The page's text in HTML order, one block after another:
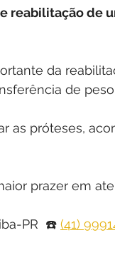
reabilitação de
da
de
as próteses,
prazer em
PR  ☎️ (41)